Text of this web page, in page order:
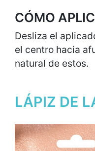
CÓMO
Desliza el
el centro hacia
natural de estos.
LÁPIZ DE